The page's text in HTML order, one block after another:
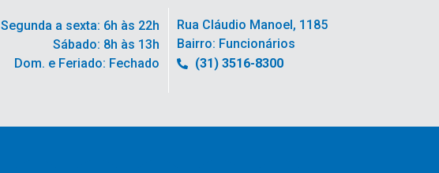
Segunda a sexta: 6h às 22h
Sábado: 8h às 13h
Dom. e Feriado: Fechado
Rua Cláudio Manoel, 1185
Bairro: Funcionários
(31) 3516-8300